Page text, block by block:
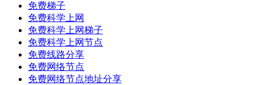
免费梯子
免费科学上网
免费科学上网梯子
免费科学上网节点
免费线路分享
免费网络节点
免费网络节点地址分享